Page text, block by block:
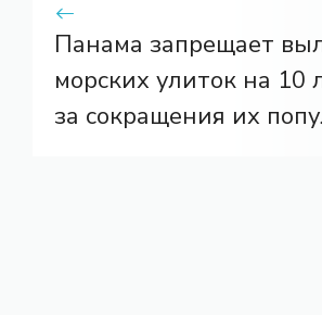
Панама запрещает
морских улиток на 10
за сокращения их